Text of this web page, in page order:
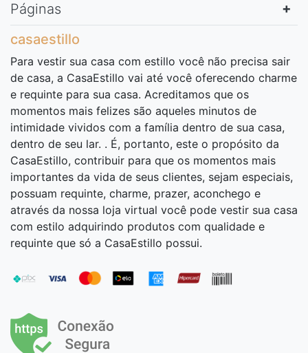
Páginas
casaestillo
Para vestir sua casa com estillo você não precisa sair
de casa, a CasaEstillo vai até você oferecendo charme
e requinte para sua casa. Acreditamos que os
momentos mais felizes são aqueles minutos de
intimidade vividos com a família dentro de sua casa,
dentro de seu lar. . É, portanto, este o propósito da
CasaEstillo, contribuir para que os momentos mais
importantes da vida de seus clientes, sejam especiais,
possuam requinte, charme, prazer, aconchego e
através da nossa loja virtual você pode vestir sua casa
com estilo adquirindo produtos com qualidade e
requinte que só a CasaEstillo possui.